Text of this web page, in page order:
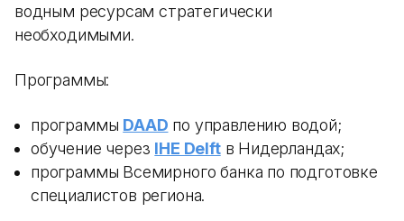
водным ресурсам стратегически
необходимыми.
Программы:
программы DAAD по управлению водой;
обучение через IHE Delftв Нидерландах;
программы Всемирного банка по подготовке
специалистов региона.